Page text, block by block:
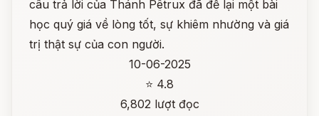
câu trả lời của Thánh Pêtrux đã để lại một bài
học quý giá về lòng tốt, sự khiêm nhường và giá
trị thật sự của con người.
10-06-2025
⭐ 4.8
6,802 lượt đọc